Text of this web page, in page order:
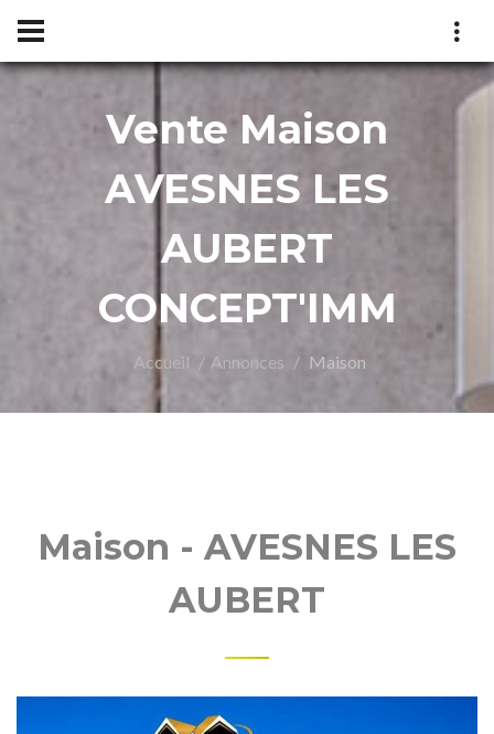
Vente Maison
AVESNES LES
AUBERT
CONCEPT'IMM
Accueil Annonces Maison
Maison - AVESNES LES
AUBERT